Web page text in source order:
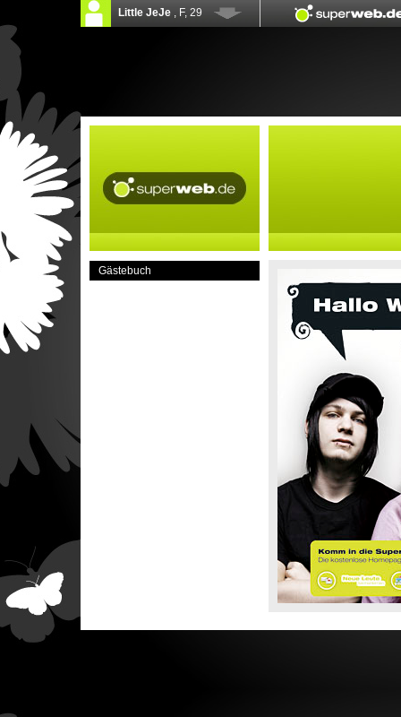
Gästebuch